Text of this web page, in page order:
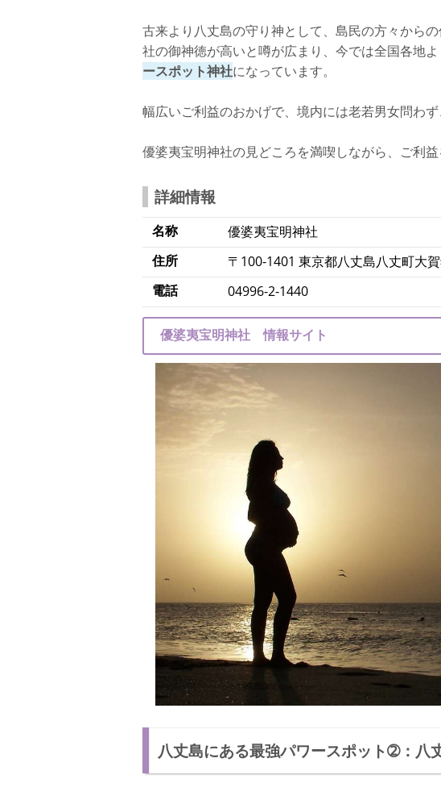
古来より八丈島の守り神として、島民の方々から
社の御神徳が高いと噂が広まり、今では全国各地よ
ースポット神社になっています。
幅広いご利益のおかげで、境内には老若男女問わ
優婆夷宝明神社の見どころを満喫しながら、ご利益
詳細情報
名称
優婆夷宝明神社
住所
〒100-1401 東京都八丈島八丈町大
電話
04996-2-1440
優婆夷宝明神社 情報サイト
八丈島にある最強パワースポット➁：八